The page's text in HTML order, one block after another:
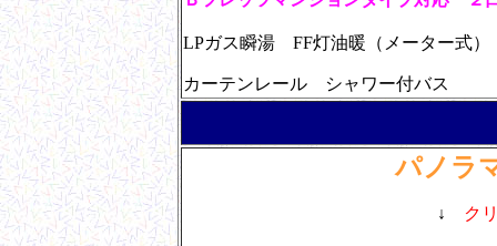
LPガス瞬湯 FF灯油暖（メーター
カーテンレール シャワー付バス
パノラ
↓ ク